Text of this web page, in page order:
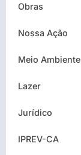
Obras
Nossa Ação
Meio Ambiente
Lazer
Jurídico
IPREV-CA